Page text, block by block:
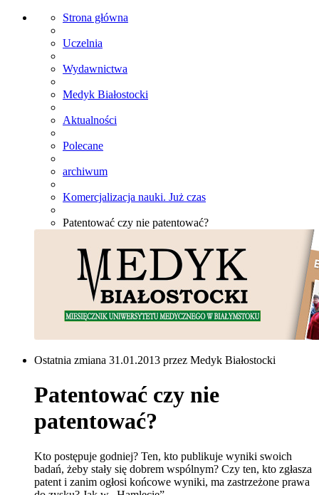
Strona główna
Uczelnia
Wydawnictwa
Medyk Białostocki
Aktualności
Polecane
archiwum
Komercjalizacja nauki. Już czas
Patentować czy nie patentować?
Ostatnia zmiana 31.01.2013 przez Medyk Białostocki
Patentować czy nie
patentować?
Kto postępuje godniej? Ten, kto publikuje wyniki swoich
badań, żeby stały się dobrem wspólnym? Czy ten, kto zgłasza
patent i zanim ogłosi końcowe wyniki, ma zastrzeżone prawa